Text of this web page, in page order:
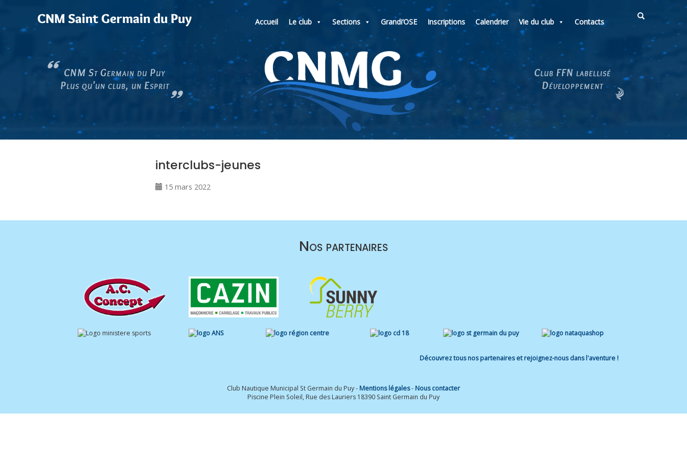
CNM Saint Germain du Puy Accueil Le club Sections Grandi’OSE Inscriptions Calendrier Vie du club Contacts
CNM St Germain du Puy
Plus qu'un club, un Esprit
Club FFN labellisé
Développement
interclubs-jeunes
15 mars 2022
Nos partenaires
Découvrez tous nos partenaires et rejoignez-nous dans l'aventure !
Club Nautique Municipal St Germain du Puy - Mentions légales- Nous contacter
Piscine Plein Soleil, Rue des Lauriers 18390 Saint Germain du Puy